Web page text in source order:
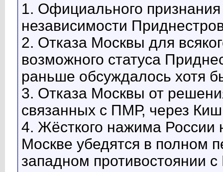
1. Официального
независимости
2. Отказа Москвы для
возможного статуса
раньше обсуждалось хотя
3. Отказа Москвы от
связанных с ПМР, через
4. Жёсткого нажима России
Москве убедятся в полном
западном противостоянии с